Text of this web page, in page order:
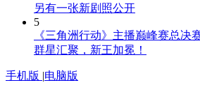
另有一张新剧照公开
5
《三角洲行动》主播巅峰赛总决
群星汇聚，新王加冕！
手机版 |电脑版